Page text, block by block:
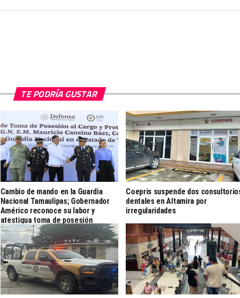
TE PODRÍA GUSTAR
Cambio de mando en la Guardia
Nacional Tamaulipas; Gobernador
Américo reconoce su labor y
atestigua toma de posesión
Coepris suspende dos
dentales en Altamira por
irregularidades